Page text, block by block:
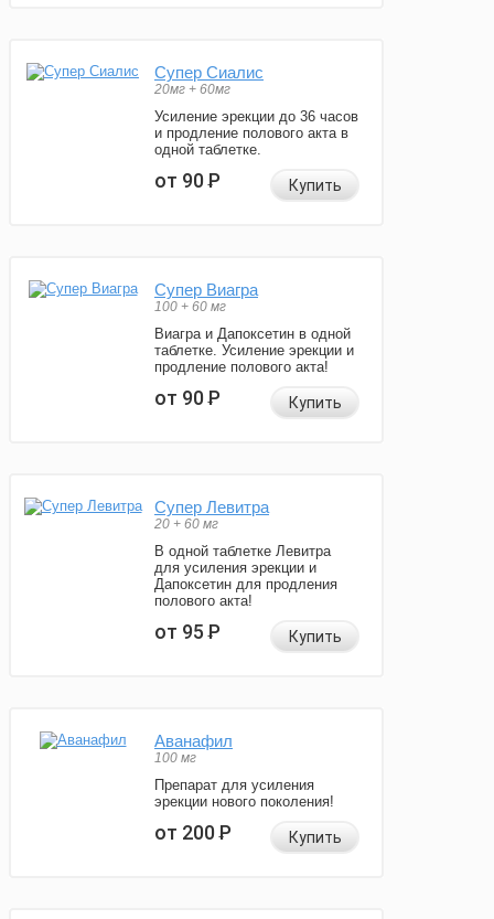
Супер Сиалис
20мг + 60мг
Усиление эрекции до 36 часов
и продление полового акта в
одной таблетке.
от 90Р Купить
Супер Виагра
100 + 60 мг
Виагра и Дапоксетин в одной
таблетке. Усиление эрекции и
продление полового акта!
от 90Р Купить
Супер Левитра
20 + 60 мг
В одной таблетке Левитра
для усиления эрекции и
Дапоксетин для продления
полового акта!
от 95Р Купить
Аванафил
100 мг
Препарат для усиления
эрекции нового поколения!
от 200Р Купить